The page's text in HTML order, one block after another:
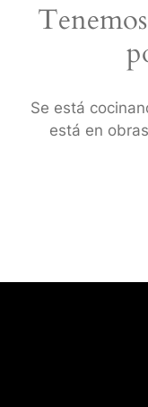
Se está
está en